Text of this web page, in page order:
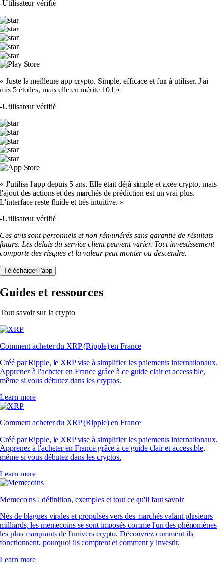
-Utilisateur vérifié
« Juste la meilleure app crypto. Simple, efficace et fun à utiliser. J'ai
mis 5 étoiles, mais elle en mérite 10 ! »
-Utilisateur vérifié
« J'utilise l'app depuis 5 ans. Elle était déjà simple et axée crypto, mais
l'ajout des actions et des marchés de prédiction est un vrai plus.
L'interface reste fluide et très intuitive. »
-Utilisateur vérifié
Ces avis sont personnels et non rémunérés sans garantie de résultats
futurs. Les délais du service client peuvent varier. Tout investissement
comporte des risques et la valeur peut monter ou descendre.
Télécharger l'app
Guides et ressources
Tout savoir sur la crypto
Comment acheter du XRP (Ripple) en France
Créé par Ripple, le XRP vise à simplifier les paiements internationaux.
Apprenez à l'acheter en France grâce à ce guide clair et accessible,
même si vous débutez dans les cryptos.
Learn more
Comment acheter du XRP (Ripple) en France
Créé par Ripple, le XRP vise à simplifier les paiements internationaux.
Apprenez à l'acheter en France grâce à ce guide clair et accessible,
même si vous débutez dans les cryptos.
Learn more
Memecoins : définition, exemples et tout ce qu'il faut savoir
Nés de blagues virales et propulsés vers des marchés valant plusieurs
milliards, les memecoins se sont imposés comme l'un des phénomènes
les plus marquants de l'univers crypto. Découvrez comment ils
fonctionnent, pourquoi ils comptent et comment y investir.
Learn more